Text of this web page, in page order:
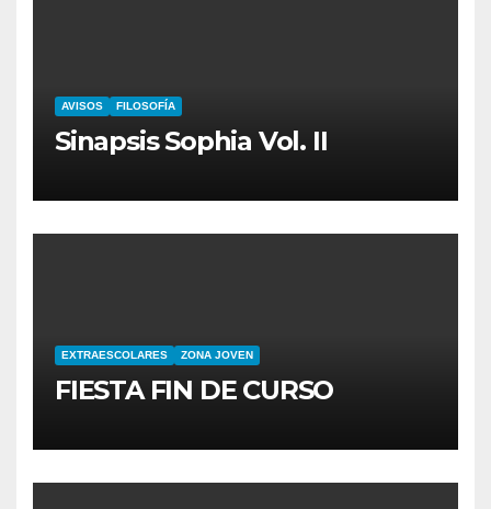
AVISOS FILOSOFÍA
Sinapsis Sophia Vol. II
EXTRAESCOLARES ZONA JOVEN
FIESTA FIN DE CURSO